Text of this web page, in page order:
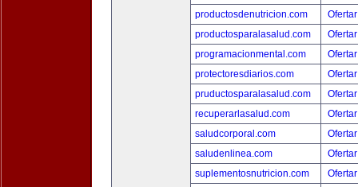
productosdenutricion.com
productosparalasalud.com
programacionmental.com
protectoresdiarios.com
pruductosparalasalud.com
recuperarlasalud.com
saludcorporal.com
saludenlinea.com
suplementosnutricion.com